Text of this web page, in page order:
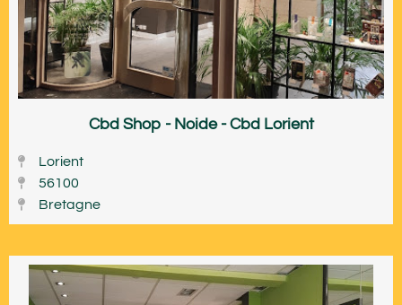
Cbd Shop - Noide - Cbd Lorient
Lorient
56100
Bretagne